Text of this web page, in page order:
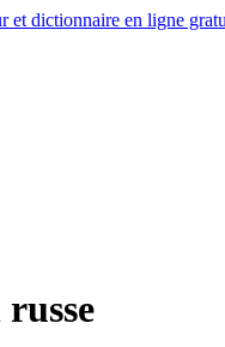
et dictionnaire en ligne